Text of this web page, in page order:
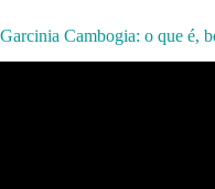
Garcinia Cambogia: o que é,